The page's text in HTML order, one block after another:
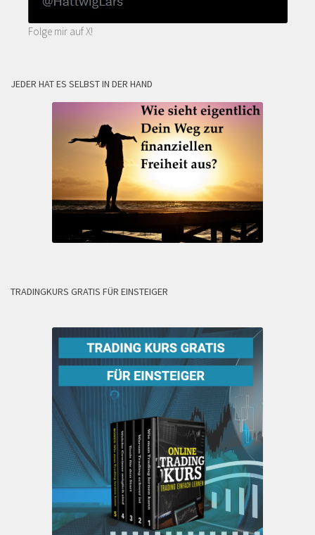
Folge mir auf X!
JEDER HAT ES SELBST IN DER HAND
TRADINGKURS GRATIS FÜR EINSTEIGER